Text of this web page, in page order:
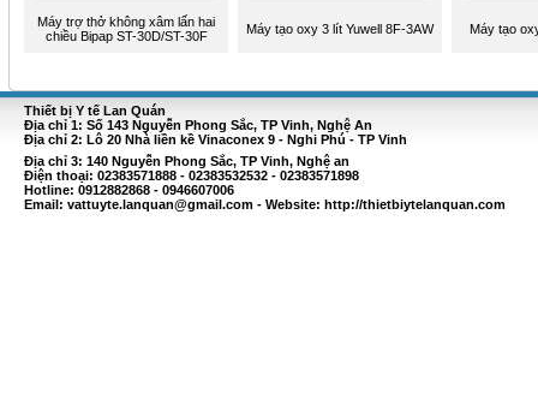
Máy trợ thở không xâm lấn hai
chiều Bipap ST-30D/ST-30F
Máy tạo oxy 3 lít Yuwell 8F-3AW Máy tạo
Thiết bị Y tế Lan Quán
Địa chỉ 1: Số 143 Nguyễn Phong Sắc, TP Vinh, Nghệ An
Địa chỉ 2: Lô 20 Nhà liền kề Vinaconex 9 - Nghi Phú - TP Vinh
Địa chỉ 3: 140 Nguyễn Phong Sắc, TP Vinh, Nghệ an
Điện thoại: 02383571888 - 02383532532 - 02383571898
Hotline: 0912882868 - 0946607006
Email: vattuyte.lanquan@gmail.com - Website: http://thietbiytelanquan.com